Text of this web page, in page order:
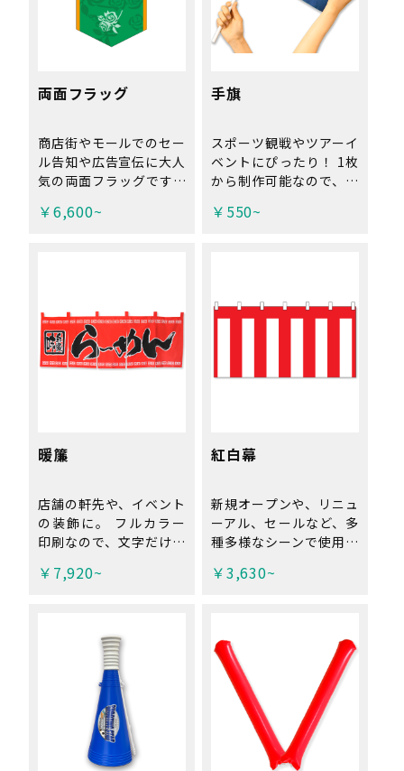
両面フラッグ
商店街やモールでのセー
ル告知や広告宣伝に大人
気の両面フラッグです。
び下さい。 長期の掲載
きます！ ※遮光スエー
ドのみ工場直送品の為、
代引き不可。
￥6,600~
手旗
スポーツ観戦やツアーイ
ベントにぴったり！ 1枚
から制作可能なので、小
用の旗などにもお使いい
￥550~
暖簾
店舗の軒先や、イベント
の装飾に。 フルカラー
印刷なので、文字だけで
使ったデザインも表現可
為、代引き不可。 ※両
面印刷の裏面は、表面の
デザインを反転させ、
裏抜け風に仕上げま
す。 （表裏別柄は、生
地と金額が変わりますの
￥7,920~
紅白幕
新規オープンや、リニュ
ーアル、セールなど、多
種多様なシーンで使用で
かな赤と白のコントラス
直送品の為、代引き不
可。
￥3,630~